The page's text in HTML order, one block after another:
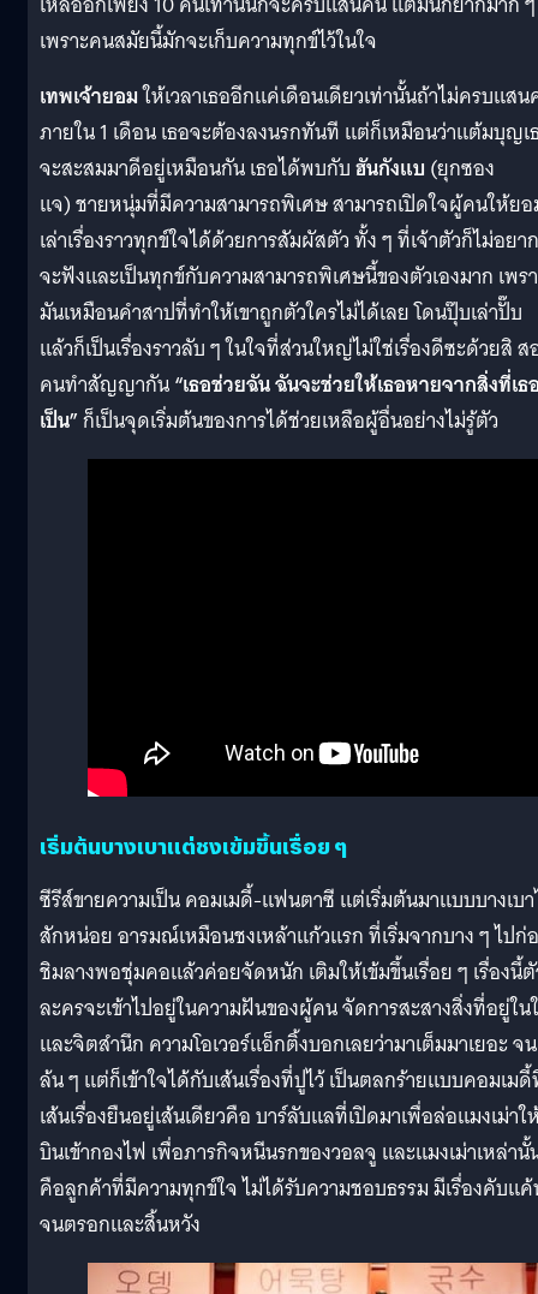
เพราะคนสมัยนี้มักจะเก็บความทุกข์ไว้ในใจ
เทพเจ้ายอมให้เวลาเธออีกแค่เดือนเดียวเท่านั้นถ้าไม่ครบแส
ภายใน 1 เดือน เธอจะต้องลงนรกทันที แต่ก็เหมือนว่าแต้มบุญเ
จะสะสมมาดีอยู่เหมือนกัน เธอได้พบกับฮันกังแบ (ยุกซอง
แจ) ชายหนุ่มที่มีความสามารถพิเศษ สามารถเปิดใจผู้คนให้ย
เล่าเรื่องราวทุกข์ใจได้ด้วยการสัมผัสตัว ทั้ง ๆ ที่เจ้าตัวก็ไม่อยาก
จะฟังและเป็นทุกข์กับความสามารถพิเศษนี้ของตัวเองมาก เพร
มันเหมือนคำสาปที่ทำให้เขาถูกตัวใครไม่ได้เลย โดนปุ๊บเล่าปั๊บ
แล้วก็เป็นเรื่องราวลับ ๆ ในใจที่ส่วนใหญ่ไม่ใช่เรื่องดีซะด้วยสิ ส
คนทำสัญญากัน“เธอช่วยฉัน ฉันจะช่วยให้เธอหายจากสิ่งที่เธ
เป็น”ก็เป็นจุดเริ่มต้นของการได้ช่วยเหลือผู้อื่นอย่างไม่รู้ตัว
เริ่มต้นบางเบาแต่ชงเข้มขึ้นเรื่อย ๆ
ซีรีส์ขายความเป็น คอมเมดี้-แฟนตาซี แต่เริ่มต้นมาแบบบางเบ
สักหน่อย อารมณ์เหมือนชงเหล้าแก้วแรก ที่เริ่มจากบาง ๆ ไปก่
ชิมลางพอชุ่มคอแล้วค่อยจัดหนัก เติมให้เข้มขึ้นเรื่อย ๆ เรื่องนี้
ละครจะเข้าไปอยู่ในความฝันของผู้คน จัดการสะสางสิ่งที่อยู่ใน
และจิตสำนึก ความโอเวอร์แอ็กติ้งบอกเลยว่ามาเต็มมาเยอะ จ
ล้น ๆ แต่ก็เข้าใจได้กับเส้นเรื่องที่ปูไว้ เป็นตลกร้ายแบบคอมเม
เส้นเรื่องยืนอยู่เส้นเดียวคือ บาร์ลับแลที่เปิดมาเพื่อล่อแมงเม่าใ
บินเข้ากองไฟ เพื่อภารกิจหนีนรกของวอลจู และแมงเม่าเหล่า
คือลูกค้าที่มีความทุกข์ใจ ไม่ได้รับความชอบธรรม มีเรื่องคับแ
จนตรอกและสิ้นหวัง